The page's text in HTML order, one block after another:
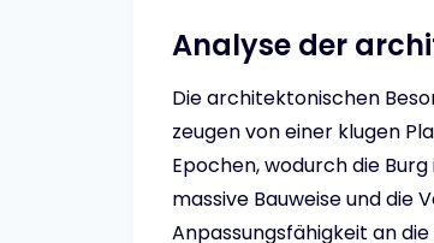
Analyse der
Die architektonischen
zeugen von einer klugen
Epochen, wodurch die
massive Bauweise und die
Anpassungsfähigkeit an